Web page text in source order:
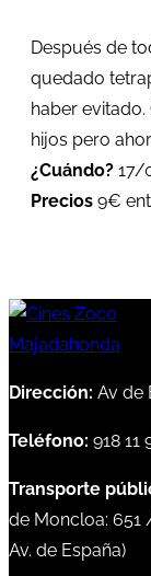
Después de
quedado
haber
hijos pero
¿Cuándo? 17/
Precios 9€
Dirección: Av de
Teléfono: 918 11
Transporte
de Moncloa: 651
Av. de España)